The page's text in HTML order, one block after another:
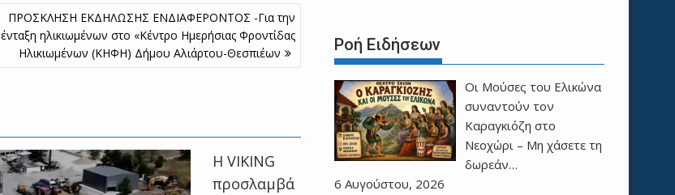
ΠΡΟΣΚΛΗΣΗ ΕΚΔΗΛΩΣΗΣ ΕΝΔΙΑΦΕΡΟΝΤΟΣ -Για την
ένταξη ηλικιωμένων στο «Κέντρο Ημερήσιας Φροντίδας
Ηλικιωμένων (ΚΗΦΗ) Δήμου Αλιάρτου-Θεσπιέων
Η VIKING
προσλαμβά
Ροή Ειδήσεων
Οι Μούσες του Ελικώνα
συναντούν τον
Καραγκιόζη στο
Νεοχώρι – Μη χάσετε τη
δωρεάν…
6 Αυγούστου, 2026